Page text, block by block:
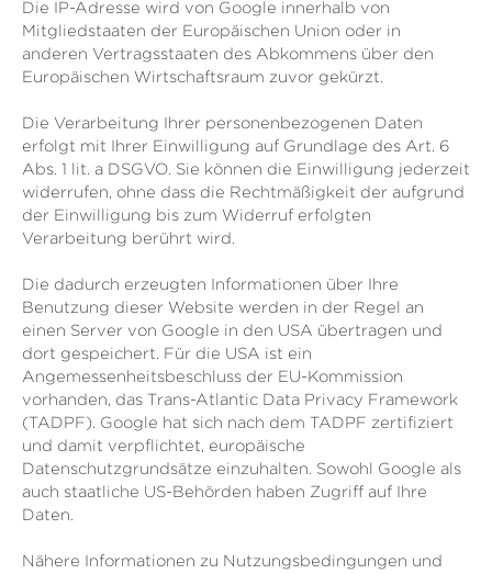
Die IP-Adresse wird von Google innerhalb von
Mitgliedstaaten der Europäischen Union oder in
anderen Vertragsstaaten des Abkommens über den
Europäischen Wirtschaftsraum zuvor gekürzt.
Die Verarbeitung Ihrer personenbezogenen Daten
erfolgt mit Ihrer Einwilligung auf Grundlage des Art. 6
Abs. 1 lit. a DSGVO. Sie können die Einwilligung jederzeit
widerrufen, ohne dass die Rechtmäßigkeit der aufgrund
der Einwilligung bis zum Widerruf erfolgten
Verarbeitung berührt wird.
Die dadurch erzeugten Informationen über Ihre
Benutzung dieser Website werden in der Regel an
einen Server von Google in den USA übertragen und
dort gespeichert. Für die USA ist ein
Angemessenheitsbeschluss der EU-Kommission
vorhanden, das Trans-Atlantic Data Privacy Framework
(TADPF). Google hat sich nach dem TADPF zertifiziert
und damit verpflichtet, europäische
Datenschutzgrundsätze einzuhalten. Sowohl Google als
auch staatliche US-Behörden haben Zugriff auf Ihre
Daten.
Nähere Informationen zu Nutzungsbedingungen und